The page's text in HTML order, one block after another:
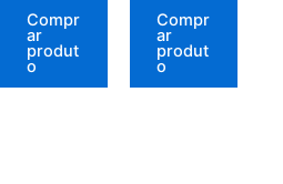
R$ 119,90.
Compr
ar
produt
o
R$ 184,90.
Compr
ar
produt
o